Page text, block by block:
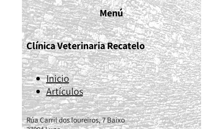
Menú
Clínica Veterinaria Recatelo
Inicio
Artículos
Rúa Carril dos loureiros, 7 Baixo